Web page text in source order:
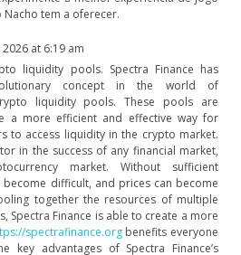
Nacho tem a oferecer.
at 6:19 am
liquidity pools. Spectra Finance has
concept in the world of
liquidity pools. These pools are
a more efficient and effective way for
to access liquidity in the crypto market.
in the success of any financial market,
market. Without sufficient
difficult, and prices can become
together the resources of multiple
Spectra Finance is able to create a more
spectrafinance.orgbenefits everyone
key advantages of Spectra Finance’s